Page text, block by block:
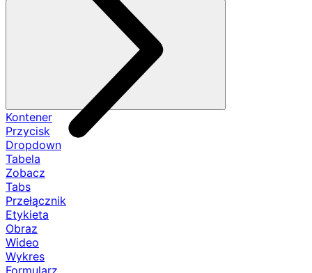
Kontener
Przycisk
Dropdown
Tabela
Zobacz
Tabs
Przełącznik
Etykieta
Obraz
Wideo
Wykres
Formularz